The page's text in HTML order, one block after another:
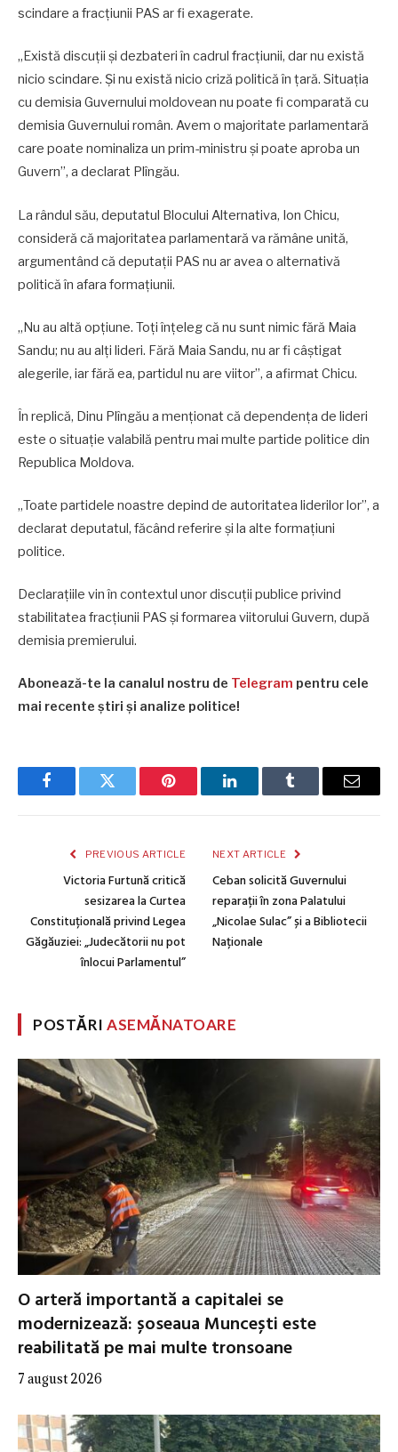
scindare a fracțiunii PAS ar fi exagerate.
„Există discuții și dezbateri în cadrul fracțiunii, dar nu există
nicio scindare. Și nu există nicio criză politică în țară. Situația
cu demisia Guvernului moldovean nu poate fi comparată cu
demisia Guvernului român. Avem o majoritate parlamentară
care poate nominaliza un prim-ministru și poate aproba un
Guvern”, a declarat Plîngău.
La rândul său, deputatul Blocului Alternativa, Ion Chicu,
consideră că majoritatea parlamentară va rămâne unită,
argumentând că deputații PAS nu ar avea o alternativă
politică în afara formațiunii.
„Nu au altă opțiune. Toți înțeleg că nu sunt nimic fără Maia
Sandu; nu au alți lideri. Fără Maia Sandu, nu ar fi câștigat
alegerile, iar fără ea, partidul nu are viitor”, a afirmat Chicu.
În replică, Dinu Plîngău a menționat că dependența de lideri
este o situație valabilă pentru mai multe partide politice din
Republica Moldova.
„Toate partidele noastre depind de autoritatea liderilor lor”, a
declarat deputatul, făcând referire și la alte formațiuni
politice.
Declarațiile vin în contextul unor discuții publice privind
stabilitatea fracțiunii PAS și formarea viitorului Guvern, după
demisia premierului.
Abonează-te la canalul nostru de Telegram pentru cele
mai recente știri și analize politice!
FacebookTwitter Pinterest LinkedInTumblr Email
PREVIOUS ARTICLE
Victoria Furtună critică
sesizarea la Curtea
Constituțională privind Legea
Găgăuziei: „Judecătorii nu pot
înlocui Parlamentul”
NEXT ARTICLE
Ceban solicită Guvernului
reparații în zona Palatului
„Nicolae Sulac” și a Bibliotecii
Naționale
POSTĂRIASEMĂNATOARE
O arteră importantă a capitalei se
modernizează: șoseaua Muncești este
reabilitată pe mai multe tronsoane
7 august 2026